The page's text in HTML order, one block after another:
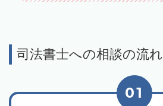
司法書士への相談の流れ
01